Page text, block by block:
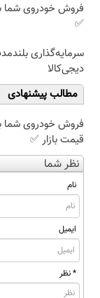
فروش خودروی شما
✅
سرمایه‌گذاری
دیجی‌کالا
مطالب پیشنهادی
فروش خودروی شما
قیمت بازار ✅
نظر شما
نام
ایمیل
* نظر